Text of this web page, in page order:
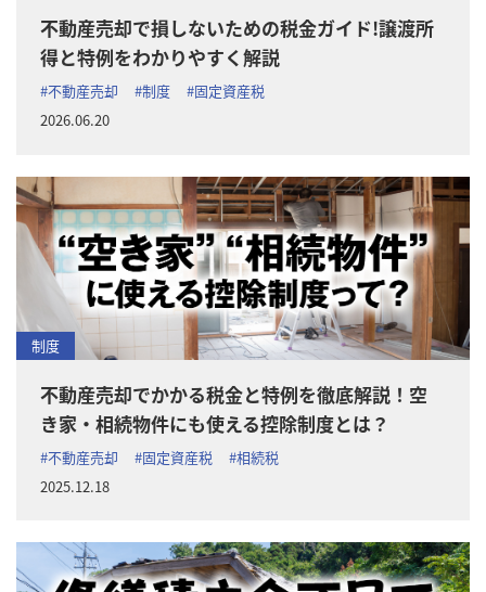
不動産売却で損しないための税金ガイド!譲渡所
得と特例をわかりやすく解説
#不動産売却 #制度
#固定資産税
2026.06.20
制度
不動産売却でかかる税金と特例を徹底解説！空
き家・相続物件にも使える控除制度とは？
#不動産売却 #固定資産税
#相続税
2025.12.18